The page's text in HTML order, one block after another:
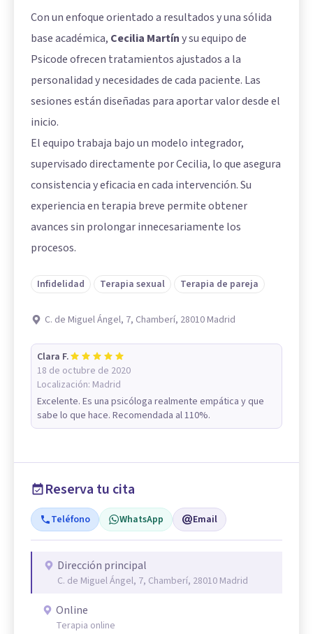
Con un enfoque orientado a resultados y una sólida
base académica, Cecilia Martíny su equipo de
Psicode ofrecen tratamientos ajustados a la
personalidad y necesidades de cada paciente. Las
sesiones están diseñadas para aportar valor desde el
inicio.
El equipo trabaja bajo un modelo integrador,
supervisado directamente por Cecilia, lo que asegura
consistencia y eficacia en cada intervención. Su
experiencia en terapia breve permite obtener
avances sin prolongar innecesariamente los
procesos.
Infidelidad Terapia sexual Terapia de pareja
C. de Miguel Ángel, 7, Chamberí, 28010 Madrid
Clara F.
18 de octubre de 2020
Localización: Madrid
Excelente. Es una psicóloga realmente empática y que
sabe lo que hace. Recomendada al 110%.
Reserva tu cita
Teléfono WhatsApp Email
Dirección principal
C. de Miguel Ángel, 7, Chamberí, 28010 Madrid
Online
Terapia online